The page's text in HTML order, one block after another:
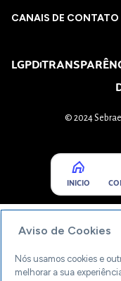
CANAIS DE CONTATO
LGPD
© 2024
INICIO
Aviso de Cookies
Nós usamos cookies e
melhorar a sua